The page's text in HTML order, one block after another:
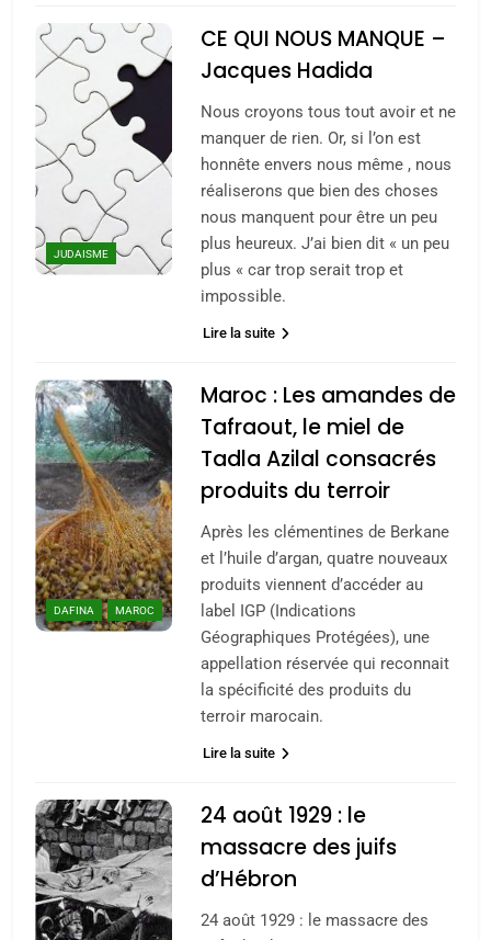
JUDAISME
CE QUI NOUS MANQUE –
Jacques Hadida
Nous croyons tous tout avoir et ne
manquer de rien. Or, si l’on est
honnête envers nous même , nous
réaliserons que bien des choses
nous manquent pour être un peu
plus heureux. J’ai bien dit « un peu
plus « car trop serait trop et
impossible.
Lire la suite
DAFINA MAROC
Maroc : Les amandes de
Tafraout, le miel de
Tadla Azilal consacrés
produits du terroir
Après les clémentines de Berkane
et l’huile d’argan, quatre nouveaux
produits viennent d’accéder au
label IGP (Indications
Géographiques Protégées), une
appellation réservée qui reconnait
la spécificité des produits du
terroir marocain.
Lire la suite
24 août 1929 : le
massacre des juifs
d’Hébron
24 août 1929 : le massacre des
5
2025, l’année la plus
meurtrière selon le
rapport d’ADL contre
l’antisémitisme
FRANCE ISRAÉL
6
FIÈRE, DIGNE ET RÉSILIENTE :
POURQUOI JE REVENDIQUE
MA JUDAÏTE par Thérèse
Zrihen-Dvir
ISRAÉL JUDAISME
CE QUI NOUS MANQUE –
Jacques Hadida
8
Maroc : Les amandes de
Tafraout, le miel de Tadla
Azilal consacrés produits
DAFINA MAROC